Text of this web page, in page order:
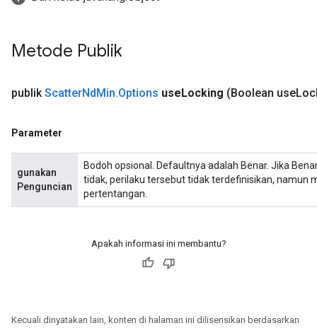
Metode Publik
publikScatterNdMin.Options useLocking (Boolean use
Parameter
gunakan
Penguncian
Bodoh opsional. Defaultnya adalah Benar. Jika
tidak, perilaku tersebut tidak terdefinisikan, namun
pertentangan.
Apakah informasi ini membantu?
Kecuali dinyatakan lain, konten di halaman ini dilisensikan berdasarkan